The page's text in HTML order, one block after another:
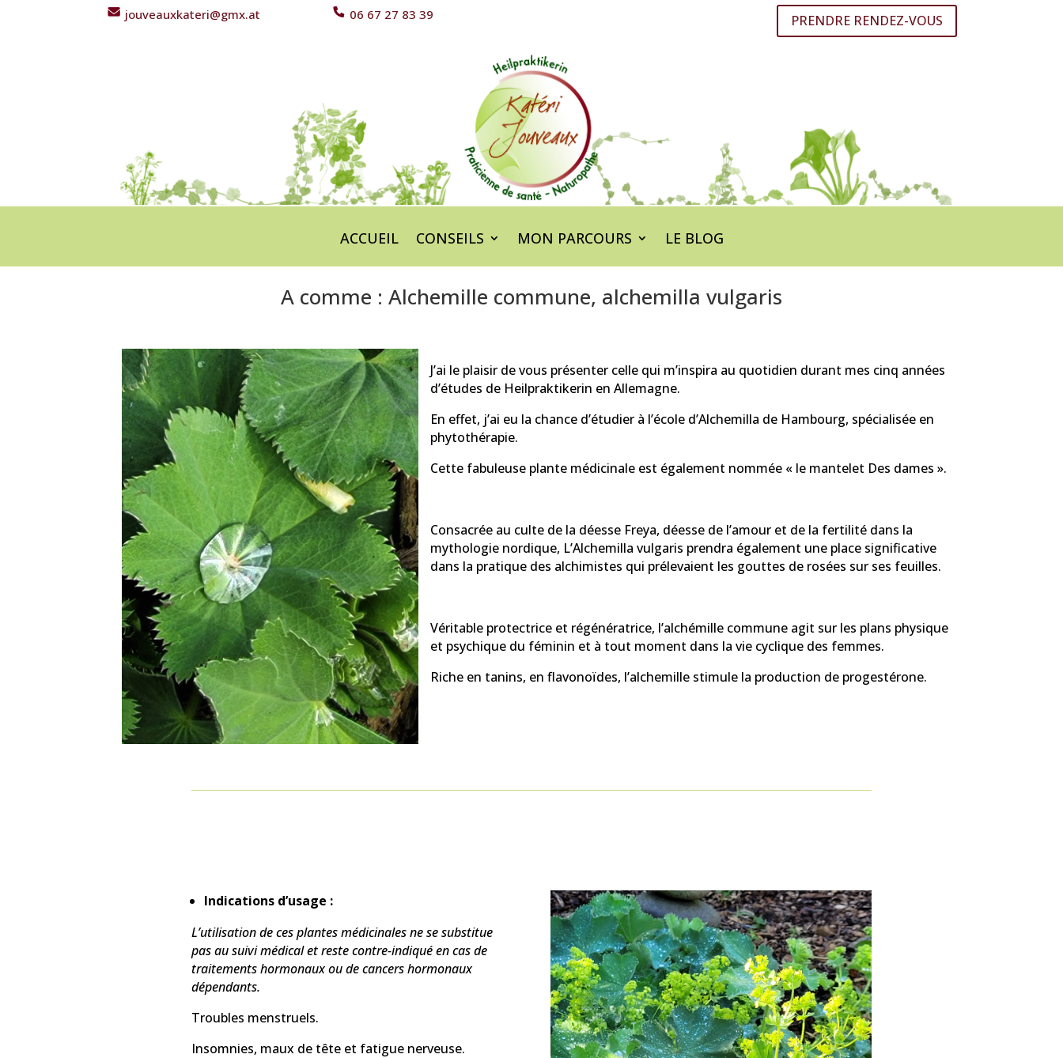
jouveauxkateri@gmx.at 06 67 27 83 39 PRENDRE RENDEZ-VOUS
ACCUEIL CONSEILS MON PARCOURS LE BLOG
A comme : Alchemille commune, alchemilla vulgaris
J’ai le plaisir de vous présenter celle qui m’inspira au quotidien durant mes cinq années
d’études de Heilpraktikerin en Allemagne.
En effet, j’ai eu la chance d’étudier à l’école d’Alchemilla de Hambourg, spécialisée en
phytothérapie.
Cette fabuleuse plante médicinale est également nommée « le mantelet Des dames ».
Consacrée au culte de la déesse Freya, déesse de l’amour et de la fertilité dans la
mythologie nordique, L’Alchemilla vulgaris prendra également une place significative
dans la pratique des alchimistes qui prélevaient les gouttes de rosées sur ses feuilles.
Véritable protectrice et régénératrice, l’alchémille commune agit sur les plans physique
et psychique du féminin et à tout moment dans la vie cyclique des femmes.
Riche en tanins, en flavonoïdes, l’alchemille stimule la production de progestérone.
Indications d’usage :
L’utilisation de ces plantes médicinales ne se substitue
pas au suivi médical et reste contre-indiqué en cas de
traitements hormonaux ou de cancers hormonaux
dépendants.
Troubles menstruels.
Insomnies, maux de tête et fatigue nerveuse.